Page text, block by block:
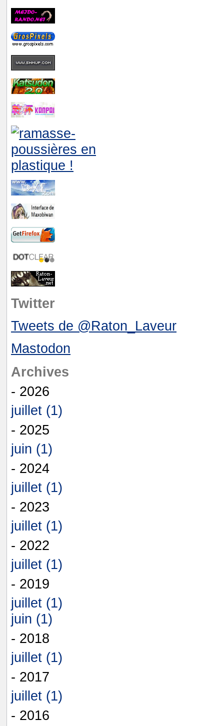
Twitter
Tweets de @Raton_Laveur
Mastodon
Archives
- 2026
juillet (1)
- 2025
juin (1)
- 2024
juillet (1)
- 2023
juillet (1)
- 2022
juillet (1)
- 2019
juillet (1)
juin (1)
- 2018
juillet (1)
- 2017
juillet (1)
- 2016